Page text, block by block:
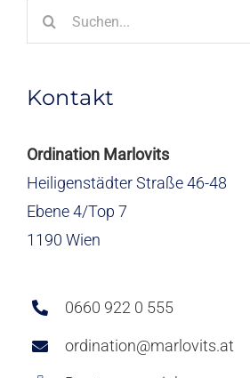
Suche
nach:
Kontakt
Ordination Marlovits
Heiligenstädter Straße 46-48
Ebene 4/Top 7
1190 Wien
0660 922 0 555
ordination@marlovits.at